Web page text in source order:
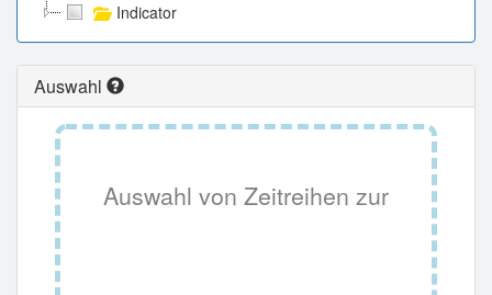
Indicator
Auswahl
Auswahl von Zeitreihen zur